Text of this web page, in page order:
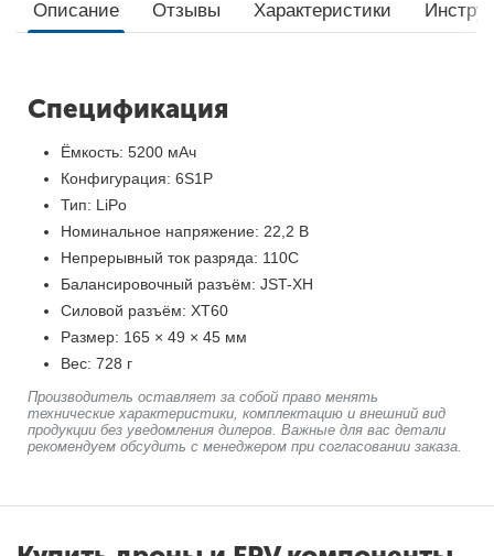
Описание Отзывы Характеристики
Спецификация
Ёмкость: 5200 мАч
Конфигурация: 6S1P
Тип: LiPo
Номинальное напряжение: 22,2 В
Непрерывный ток разряда: 110C
Балансировочный разъём: JST-XH
Силовой разъём: XT60
Размер: 165 × 49 × 45 мм
Вес: 728 г
Производитель оставляет за собой право менять
технические характеристики, комплектацию и внешний вид
продукции без уведомления дилеров. Важные для вас детали
рекомендуем обсудить с менеджером при согласовании заказа.